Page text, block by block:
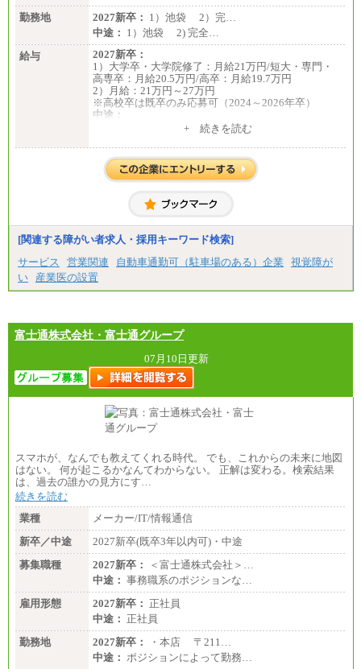
勤務地
2027新卒： 1）池袋 2）完…
中途： 1）池袋 2) 完全…
給与
2027新卒：
1）大学卒・大学院修了：月給21万円/短大・専門・
高専卒：月給20.5万円/高卒：月給19.7万円
2）月給：21万円～27万円
※高校卒は既卒のみ応募可（2024～2026年卒）
中途：
1）月給：21万円～25万円+ 続きを読む
[関連する障がい者求人・採用キーワード検索]
サービス
営業関連 自動車通勤可（駐車場のある）企業
視覚障が
い
産業医の設置
富士通株式会社・富士通グループ
07月10日更新
スマホが、なんでも教えてくれる時代。 でも、これからの未来に地図
はない。 何が起こるかなんてわからない。 正解は変わる。検索結果
は、過去の誰かの見方にす…
続きを読む
業種
メーカー/IT/情報通信
新卒／中途
2027新卒(既卒3年以内可)・中途
募集職種
2027新卒：
＜富士通株式会社＞…
中途： 事務職系のポジションな…
雇用形態
2027新卒： 正社員
中途： 正社員
勤務地
2027新卒：
・本店 〒211…
中途： ポジションによって勤務…